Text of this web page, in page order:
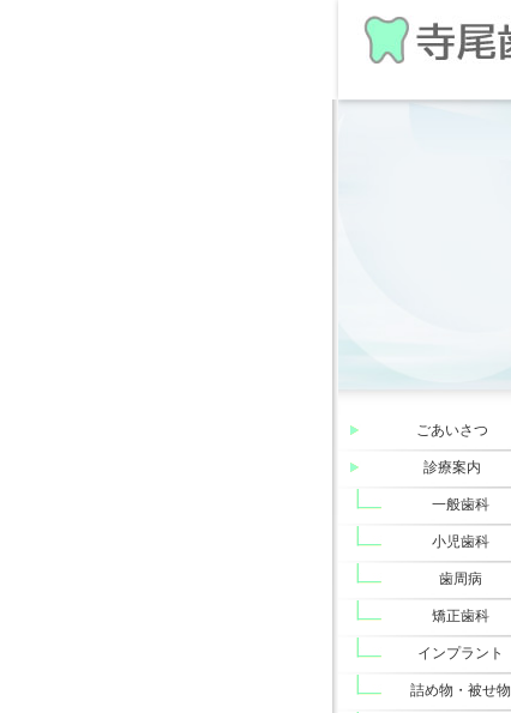
ごあいさつ
診療案内
一般歯科
小児歯科
歯周病
矯正歯科
インプラント
詰め物・被せ物